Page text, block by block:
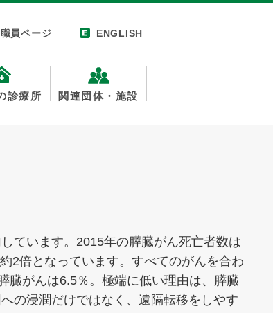
職員ページ ENGLISH
診療所 関連団体・施設
ています。2015年の膵臓がん死亡者数は
2倍となっています。すべてのがんを合わ
臓がんは6.5％。極端に低い理由は、膵臓
の浸潤だけではなく、遠隔転移をしやす